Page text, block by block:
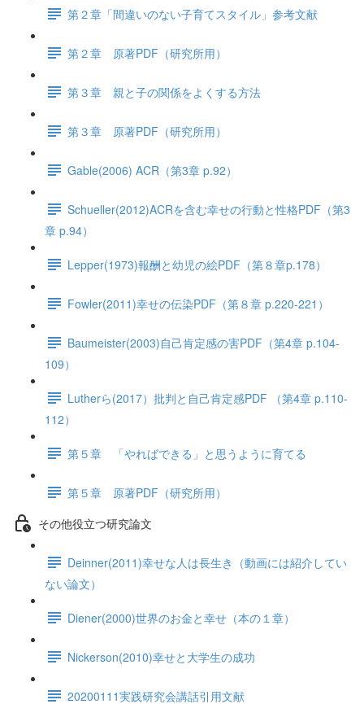
第２章「間違いのない子育てスタイル」参考文献
第２章 原著PDF（研究所用）
第３章 親と子の関係をよくする方法
第３章 原著PDF（研究所用）
Gable(2006) ACR（第3章 p.92）
Schueller(2012)ACRを含む幸せの行動と性格PDF（第3
章 p.94）
Lepper(1973)報酬と幼児の絵PDF（第８章p.178）
Fowler(2011)幸せの伝染PDF（第８章 p.220-221）
Baumeister(2003)自己肯定感の害PDF（第4章 p.104-
109）
Lutherら(2017）批判と自己肯定感PDF （第4章 p.110-
112）
第５章 「やればできる」と思うように育てる
第５章 原著PDF（研究所用）
その他役立つ研究論文
Deinner(2011)幸せな人は長生き（動画には紹介してい
ない論文）
Diener(2000)世界のお金と幸せ（本の１章）
Nickerson(2010)幸せと大学生の成功
20200111実践研究会講話引用文献